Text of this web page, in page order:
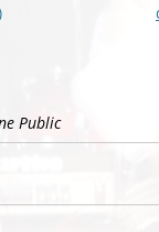
Public